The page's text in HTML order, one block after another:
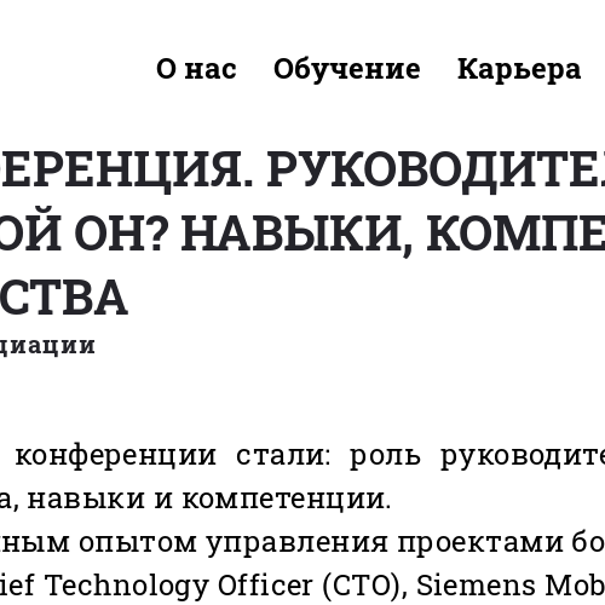
О нас Обучение Карьера
ОН? НАВЫКИ,
стали: роль
навыки и компетенции.
опытом управления проектами
Technology Officer (СTO), Siemens